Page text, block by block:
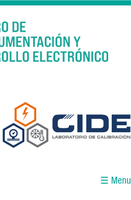
☰ Menu